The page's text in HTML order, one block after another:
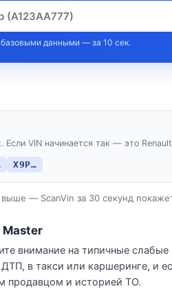
данными — за 10 сек.
VIN начинается так — это
X9P…
— ScanVin за 30 секунд
Master
внимание на типичные
в такси или каршеринге, и
продавцом и историей ТО.